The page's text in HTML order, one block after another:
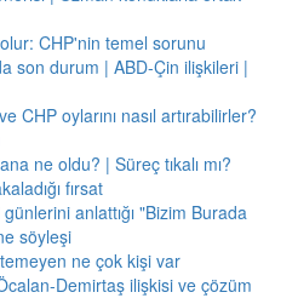
CHP'nin temel sorunu
son durum | ABD-Çin ilişkileri |
CHP oylarını nasıl artırabilirler?
ne oldu? | Süreç tıkalı mı?
fırsat
anlattığı "Bizim Burada
söyleşi
ne çok kişi var
Demirtaş ilişkisi ve çözüm